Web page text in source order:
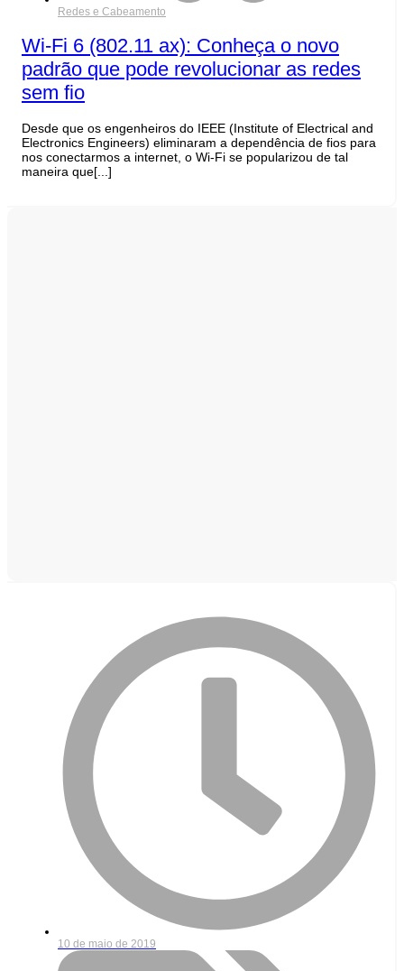
Redes e Cabeamento
Wi-Fi 6 (802.11 ax): Conheça o novo
padrão que pode revolucionar as redes
sem fio
Desde que os engenheiros do IEEE (Institute of Electrical and
Electronics Engineers) eliminaram a dependência de fios para
nos conectarmos a internet, o Wi-Fi se popularizou de tal
maneira que[...]
10 de maio de 2019